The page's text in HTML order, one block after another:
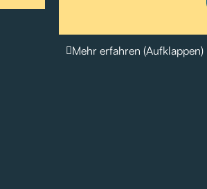
Mehr erfahren (Aufklappen)